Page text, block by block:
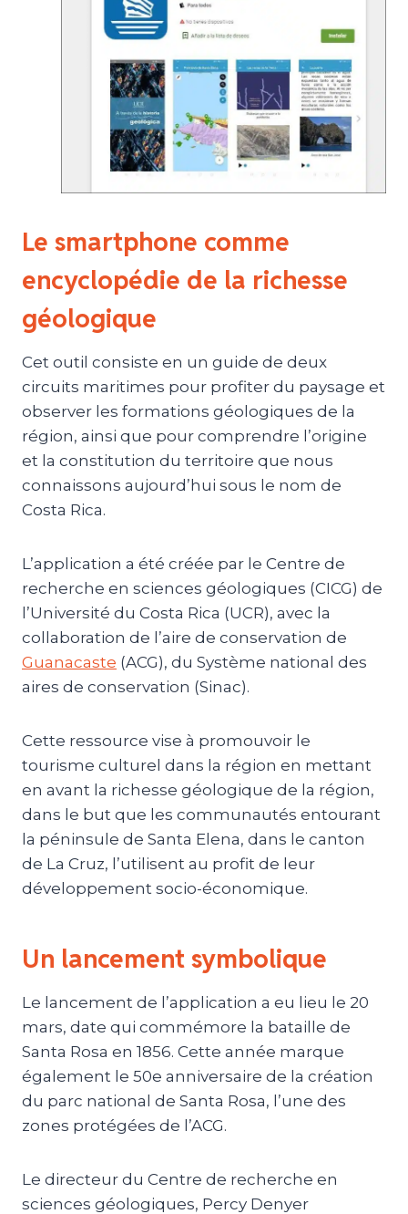
Le smartphone comme
encyclopédie de la richesse
géologique
Cet outil consiste en un guide de deux
circuits maritimes pour profiter du paysage et
observer les formations géologiques de la
région, ainsi que pour comprendre l’origine
et la constitution du territoire que nous
connaissons aujourd’hui sous le nom de
Costa Rica.
L’application a été créée par le Centre de
recherche en sciences géologiques (CICG) de
l’Université du Costa Rica (UCR), avec la
collaboration de l’aire de conservation de
Guanacaste (ACG), du Système national des
aires de conservation (Sinac).
Cette ressource vise à promouvoir le
tourisme culturel dans la région en mettant
en avant la richesse géologique de la région,
dans le but que les communautés entourant
la péninsule de Santa Elena, dans le canton
de La Cruz, l’utilisent au profit de leur
développement socio-économique.
Un lancement symbolique
Le lancement de l’application a eu lieu le 20
mars, date qui commémore la bataille de
Santa Rosa en 1856. Cette année marque
également le 50e anniversaire de la création
du parc national de Santa Rosa, l’une des
zones protégées de l’ACG.
Le directeur du Centre de recherche en
sciences géologiques, Percy Denyer